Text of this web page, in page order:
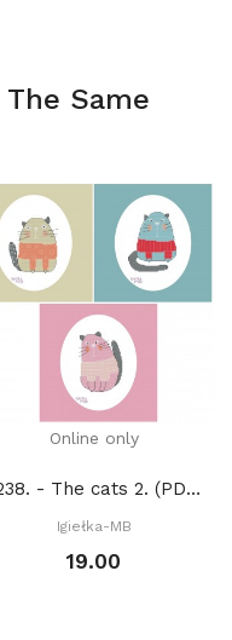
Same
Online only
2238. - The cats 2. (PDF)
Igiełka-MB
19.00